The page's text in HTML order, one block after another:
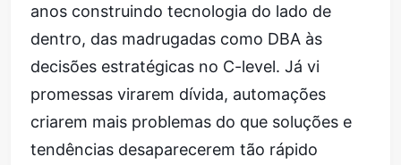
anos construindo tecnologia do lado de
dentro, das madrugadas como DBA às
decisões estratégicas no C-level. Já vi
promessas virarem dívida, automações
criarem mais problemas do que soluções e
tendências desaparecerem tão rápido